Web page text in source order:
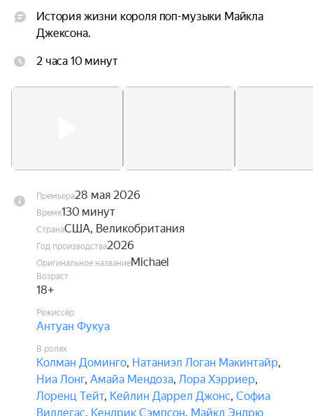
История жизни короля поп-музыки Майкла
Джексона.
2 часа 10 минут
Премьера28 мая 2026
Время130 минут
СтранаСША, Великобритания
Год производства2026
Оригинальное названиеMichael
Возраст
18+
Режиссёр
Антуан Фукуа
В ролях
Колман Доминго, Натаниэл Логан Макинтайр,
Ниа Лонг, Амайа Мендоза, Лора Хэрриер,
Лоренц Тейт, Кейлин Даррел Джонс, Софиа
Виллегас, Кендрик Сэмпсон, Майкл Эндрю